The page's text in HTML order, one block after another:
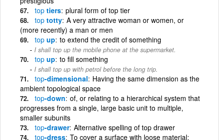
top tiers plural form of top tier
top totty A very attractive woman or women, or
(more recently) a man or men
top up to extend the credit of something
I shall top up the mobile phone at the supermarket.
top up to fill something
I shall top up with petrol before the long trip.
top-dimensional Having the same dimension as the
ambient topological space
top-down of, or relating to a hierarchical system that
progresses from a single, large basic unit to multiple,
smaller subunits
top-drawer Alternative spelling of top drawer
top-dress To cover a surface with loose material;